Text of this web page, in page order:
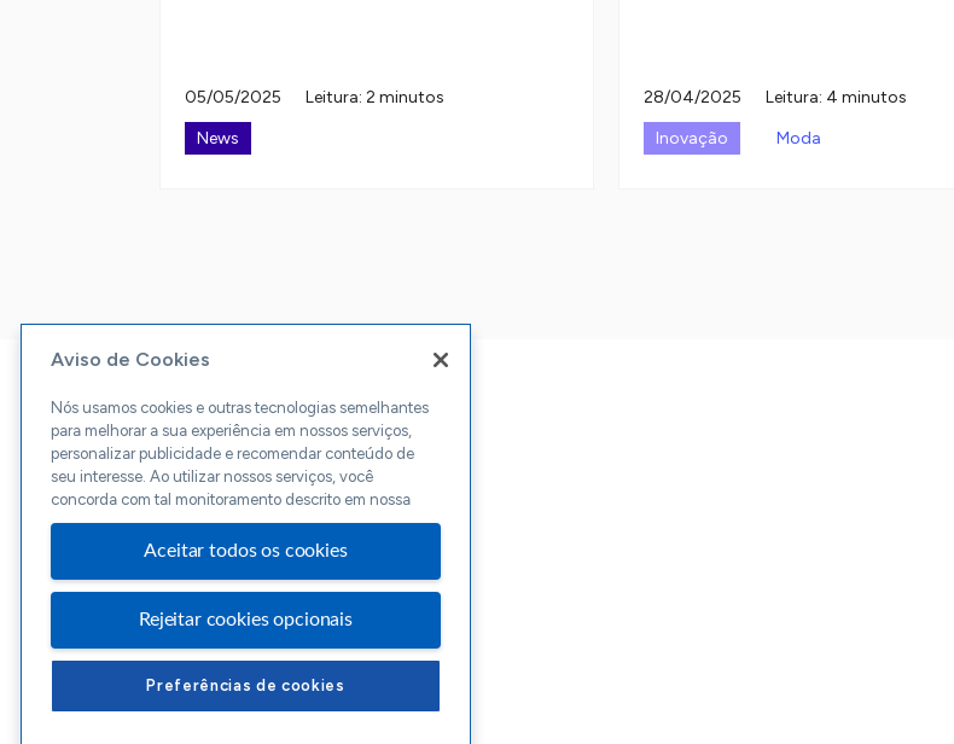
05/05/2025
Leitura: 2 minutos
News
28/04/2025
Leitura: 4 minutos
Inovação
Moda
Aviso de Cookies
Nós usamos cookies e outras tecnologias semelhantes
para melhorar a sua experiência em nossos serviços,
personalizar publicidade e recomendar conteúdo de
seu interesse. Ao utilizar nossos serviços, você
concorda com tal monitoramento descrito em nossa
Aceitar todos os cookies
Rejeitar cookies opcionais
Preferências de cookies